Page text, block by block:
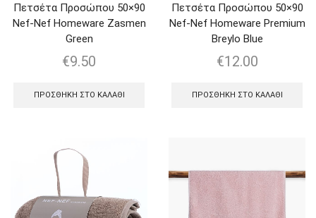
Πετσέτα Προσώπου 50×90
Nef-Nef Homeware Zasmen
Green
€9.50
ΠΡΟΣΘΉΚΗ ΣΤΟ ΚΑΛΆΘΙ
Πετσέτα Προσώπου 50×90
Nef-Nef Homeware Premium
Breylo Blue
€12.00
ΠΡΟΣΘΉΚΗ ΣΤΟ ΚΑΛΆΘΙ